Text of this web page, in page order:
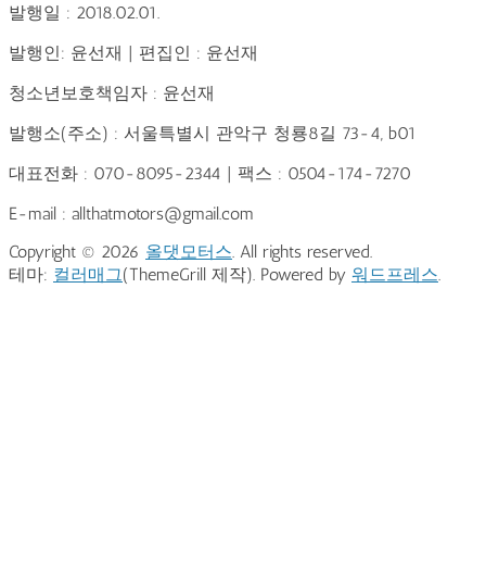
발행일 : 2018.02.01.
발행인: 윤선재 | 편집인 : 윤선재
청소년보호책임자 : 윤선재
발행소(주소) : 서울특별시 관악구 청룡8길 73-4, b01
대표전화 : 070-8095-2344 | 팩스 : 0504-174-7270
E-mail : allthatmotors@gmail.com
Copyright © 2026 올댓모터스. All rights reserved.
테마: 컬러매그(ThemeGrill 제작). Powered by 워드프레스.